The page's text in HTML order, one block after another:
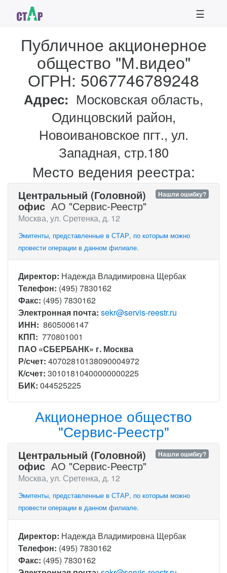
☰
Публичное акционерное
общество "М.видео"
ОГРН: 5067746789248
Адрес: Московская область,
Одинцовский район,
Новоивановское пгт., ул.
Западная, стр.180
Место ведения реестра:
Нашли ошибку?
Центральный (Головной)
офис АО "Сервис-Реестр"
Москва, ул. Сретенка, д. 12
Эмитенты, представленные в СТАР, по которым можно
провести операции в данном филиале.
Директор: Надежда Владимировна Щербак
Телефон: (495) 7830162
Факс: (495) 7830162
Электронная почта: sekr@servis-reestr.ru
ИНН: 8605006147
КПП: 770801001
ПАО «СБЕРБАНК» г. Москва
Р/счет: 40702810138090004972
К/счет: 30101810400000000225
БИК: 044525225
Акционерное общество
"Сервис-Реестр"
Нашли ошибку?
Центральный (Головной)
офис АО "Сервис-Реестр"
Москва, ул. Сретенка, д. 12
Эмитенты, представленные в СТАР, по которым можно
провести операции в данном филиале.
Директор: Надежда Владимировна Щербак
Телефон: (495) 7830162
Факс: (495) 7830162